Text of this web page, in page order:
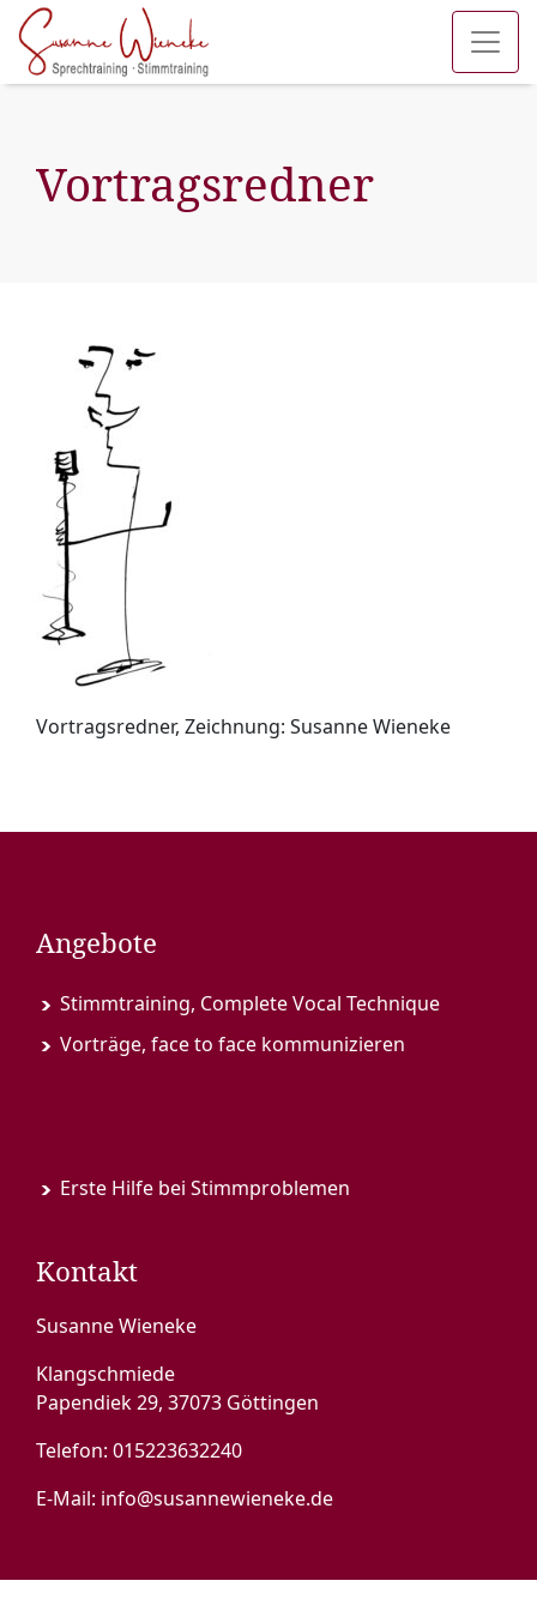
Vortragsredner
Vortragsredner, Zeichnung: Susanne Wieneke
Angebote
Stimmtraining, Complete Vocal Technique
Vorträge, face to face kommunizieren
Erste Hilfe bei Stimmproblemen
Kontakt
Susanne Wieneke
Klangschmiede
Papendiek 29, 37073 Göttingen
Telefon: 015223632240
E-Mail: info@susannewieneke.de